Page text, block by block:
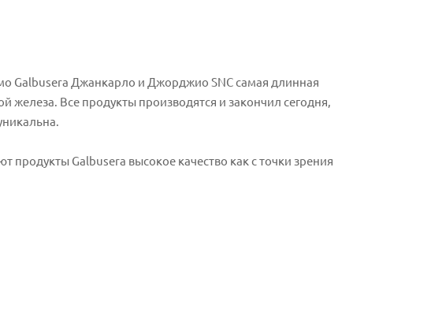
Galbusera Джанкарло и Джорджио SNC самая длинная
железа. Все продукты производятся и закончил сегодня,
Galbusera высокое качество как с точки зрения